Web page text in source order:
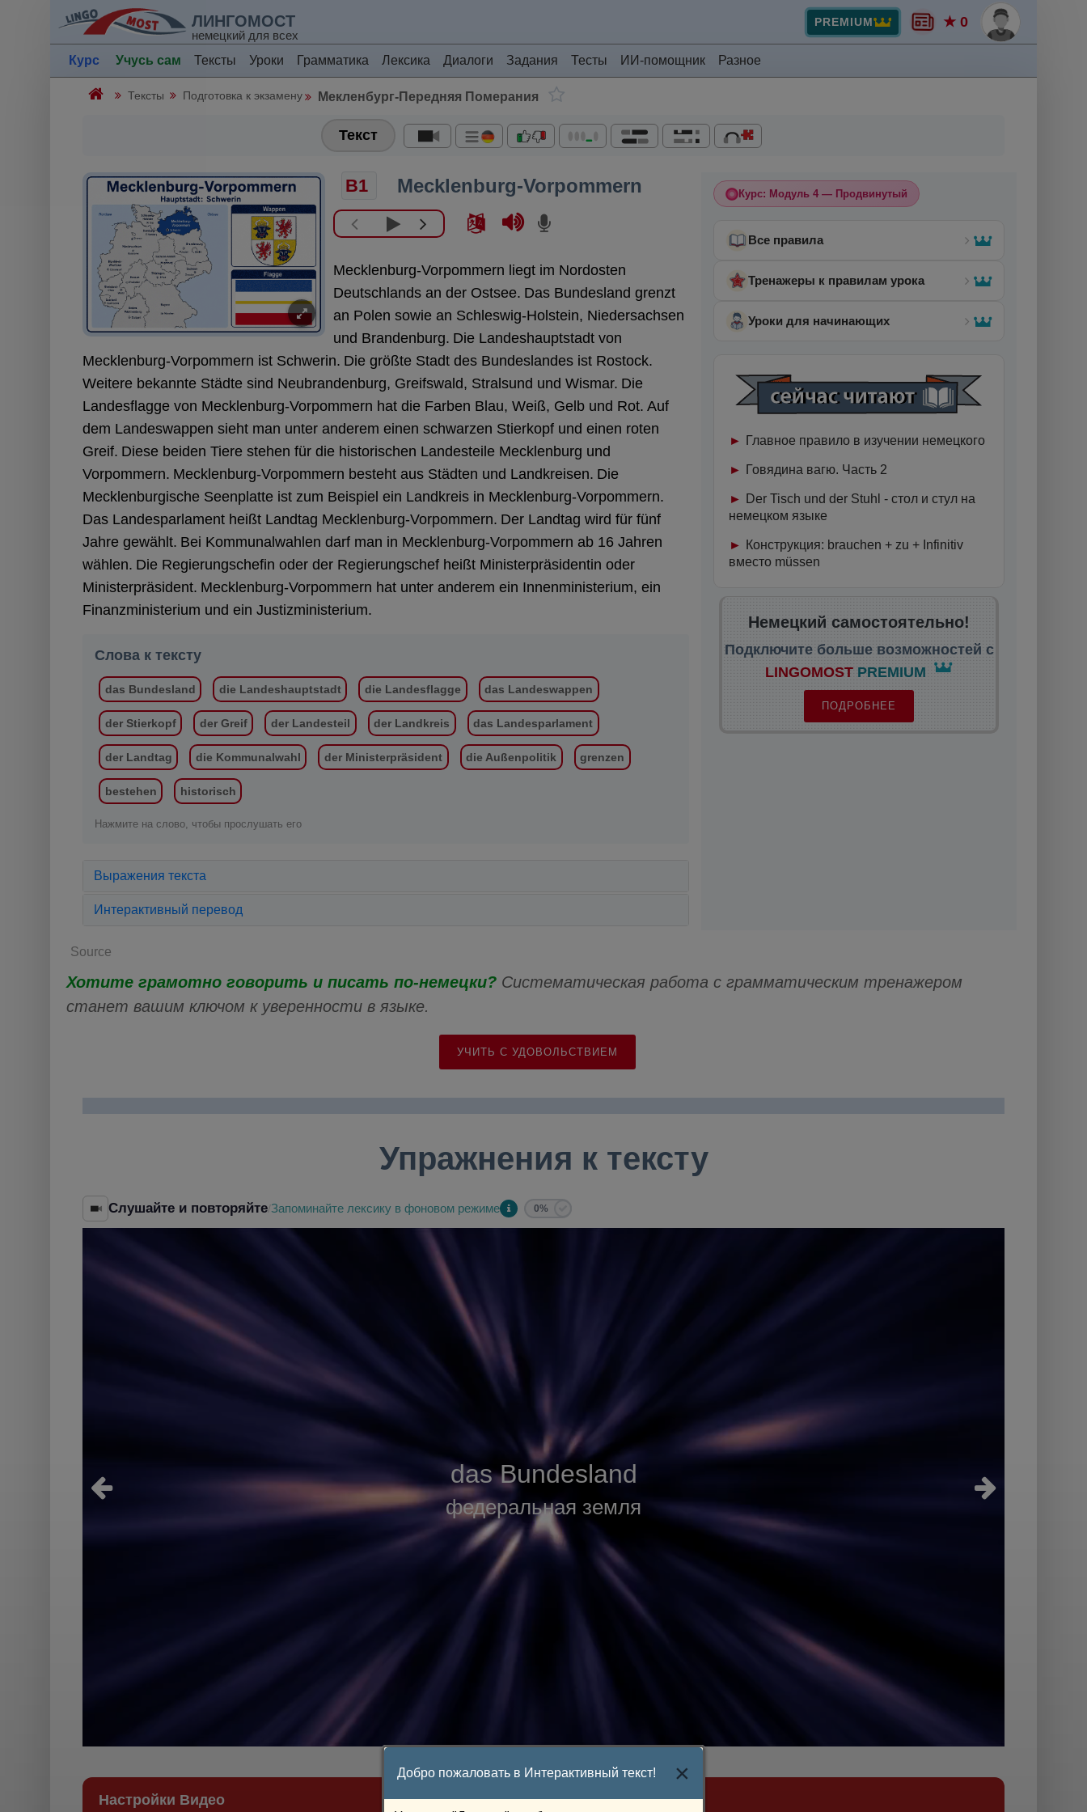
ЛИНГОМОСТ
немецкий для всех
PREMIUM ★ 0
Курс Учусь сам Тексты Уроки Грамматика Лексика Диалоги Задания Тесты ИИ-помощник Разное
Тексты Подготовка к экзамену Мекленбург-Передняя Померания
Текст
B1 Mecklenburg-Vorpommern
Mecklenburg-Vorpommern liegt im Nordosten
Deutschlands an der Ostsee. Das Bundesland grenzt
an Polen sowie an Schleswig-Holstein, Niedersachsen
und Brandenburg. Die Landeshauptstadt von
Mecklenburg-Vorpommern ist Schwerin. Die größte Stadt des Bundeslandes ist Rostock.
Weitere bekannte Städte sind Neubrandenburg, Greifswald, Stralsund und Wismar. Die
Landesflagge von Mecklenburg-Vorpommern hat die Farben Blau, Weiß, Gelb und Rot. Auf
dem Landeswappen sieht man unter anderem einen schwarzen Stierkopf und einen roten
Greif. Diese beiden Tiere stehen für die historischen Landesteile Mecklenburg und
Vorpommern. Mecklenburg-Vorpommern besteht aus Städten und Landkreisen. Die
Mecklenburgische Seenplatte ist zum Beispiel ein Landkreis in Mecklenburg-Vorpommern.
Das Landesparlament heißt Landtag Mecklenburg-Vorpommern. Der Landtag wird für fünf
Jahre gewählt. Bei Kommunalwahlen darf man in Mecklenburg-Vorpommern ab 16 Jahren
wählen. Die Regierungschefin oder der Regierungschef heißt Ministerpräsidentin oder
Ministerpräsident. Mecklenburg-Vorpommern hat unter anderem ein Innenministerium, ein
Finanzministerium und ein Justizministerium.
Слова к тексту
das Bundesland die Landeshauptstadt die Landesflagge das Landeswappen
der Stierkopf der Greif der Landesteil der Landkreis das Landesparlament
der Landtag die Kommunalwahl der Ministerpräsident die Außenpolitik grenzen
bestehen historisch
Нажмите на слово, чтобы прослушать его
Выражения текста
Интерактивный перевод
Курс: Модуль 4 — Продвинутый
Все правила
Тренажеры к правилам урока
Уроки для начинающих
Главное правило в изучении немецкого
Говядина вагю. Часть 2
Der Tisch und der Stuhl - стол и стул на
немецком языке
Конструкция: brauchen + zu + Infinitiv
вместо müssen
Немецкий самостоятельно!
Подключите больше возможностей с
LINGOMOST PREMIUM
ПОДРОБНЕЕ
Source
Хотите грамотно говорить и писать по-немецки? Систематическая работа с грамматическим тренажером
станет вашим ключом к уверенности в языке.
УЧИТЬ С УДОВОЛЬСТВИЕМ
Упражнения к тексту
Слушайте и повторяйте/Запоминайте лексику в фоновом режиме 0%
das Bundesland
федеральная земля
Настройки Видео
Добро пожаловать в Интерактивный текст! ×